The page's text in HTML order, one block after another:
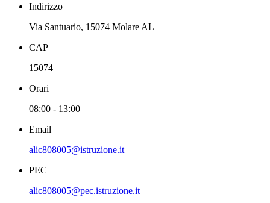
Indirizzo
Via Santuario, 15074 Molare AL
CAP
15074
Orari
08:00 - 13:00
Email
alic808005@istruzione.it
PEC
alic808005@pec.istruzione.it